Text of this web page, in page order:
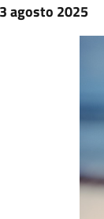
3 agosto 2025